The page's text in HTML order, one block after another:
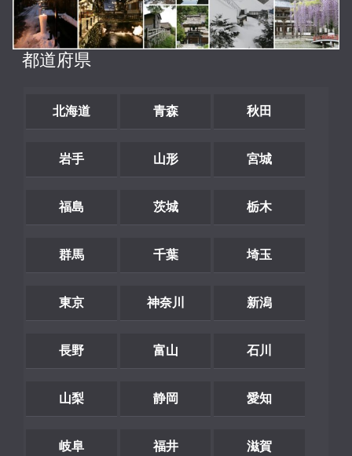
都道府県
北海道 青森 秋田
岩手 山形 宮城
福島 茨城 栃木
群馬 千葉 埼玉
東京 神奈川 新潟
長野 富山 石川
山梨 静岡 愛知
岐阜 福井 滋賀